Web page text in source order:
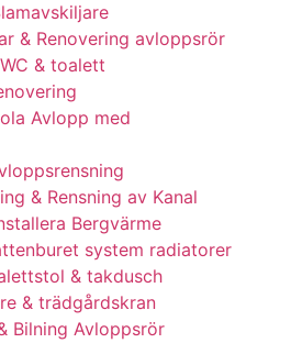
& Renovering avloppsrör
& toalett
Avlopp med
& Rensning av Kanal
Bergvärme
system radiatorer
& takdusch
& trädgårdskran
Bilning Avloppsrör